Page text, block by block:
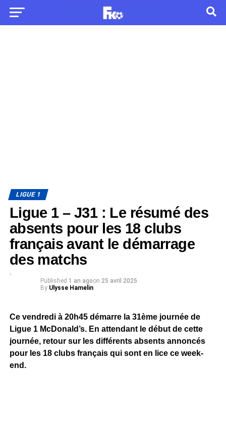
LIGUE 1
Ligue 1 – J31 : Le résumé des
absents pour les 18 clubs
français avant le démarrage
des matchs
Published 1 an agoon 25 avril 2025
By Ulysse Hamelin
Ce vendredi à 20h45 démarre la 31ème journée de
Ligue 1 McDonald’s. En attendant le début de cette
journée, retour sur les différents absents annoncés
pour les 18 clubs français qui sont en lice ce week-
end.